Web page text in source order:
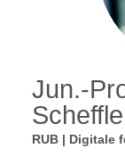
Jun.-
RUB | Digitale